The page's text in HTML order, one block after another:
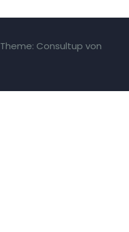
Theme: Consultup von